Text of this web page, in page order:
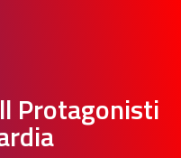
Protagonisti